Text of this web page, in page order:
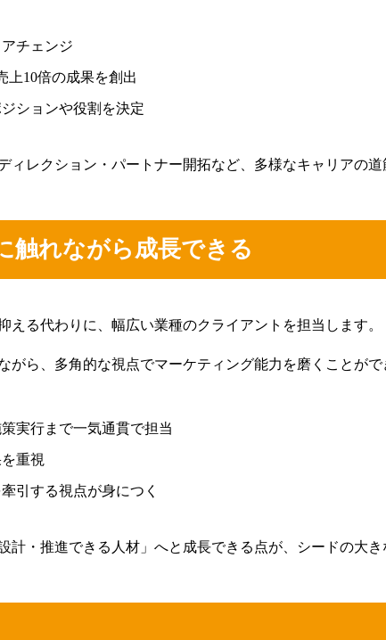
チェンジ
上10倍の成果を創出
ションや役割を決定
ィレクション・パートナー開拓など、多様なキャリアの
触れながら成長できる
える代わりに、幅広い業種のクライアントを担当します。
がら、多角的な視点でマーケティング能力を磨くことが
実行まで一気通貫で担当
重視
引する視点が身につく
計・推進できる人材」へと成長できる点が、シードの大